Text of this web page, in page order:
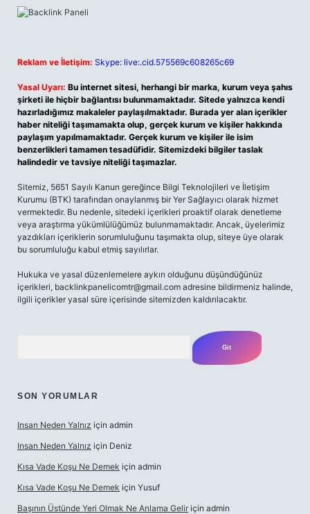
Reklam ve İletişim: Skype: live:.cid.575569c608265c69
Yasal Uyarı: Bu internet sitesi, herhangi bir marka, kurum veya şahıs
şirketi ile hiçbir bağlantısı bulunmamaktadır. Sitede yalnızca kendi
hazırladığımız makaleler paylaşılmaktadır. Burada yer alan içerikler
haber niteliği taşımamakta olup, gerçek kurum ve kişiler hakkında
paylaşım yapılmamaktadır. Gerçek kurum ve kişiler ile isim
benzerlikleri tamamen tesadüfidir. Sitemizdeki bilgiler taslak
halindedir ve tavsiye niteliği taşımazlar.
Sitemiz, 5651 Sayılı Kanun gereğince Bilgi Teknolojileri ve İletişim
Kurumu (BTK) tarafından onaylanmış bir Yer Sağlayıcı olarak hizmet
vermektedir. Bu nedenle, sitedeki içerikleri proaktif olarak denetleme
veya araştırma yükümlülüğümüz bulunmamaktadır. Ancak, üyelerimiz
yazdıkları içeriklerin sorumluluğunu taşımakta olup, siteye üye olarak
bu sorumluluğu kabul etmiş sayılırlar.
Hukuka ve yasal düzenlemelere aykırı olduğunu düşündüğünüz
içerikleri, backlinkpanelicomtr@gmail.com adresine bildirmeniz halinde,
ilgili içerikler yasal süre içerisinde sitemizden kaldırılacaktır.
SON YORUMLAR
Insan Neden Yalnız için admin
Insan Neden Yalnız için Deniz
Kısa Vade Koşu Ne Demek için admin
Kısa Vade Koşu Ne Demek için Yusuf
Başının Üstünde Yeri Olmak Ne Anlama Gelir için admin